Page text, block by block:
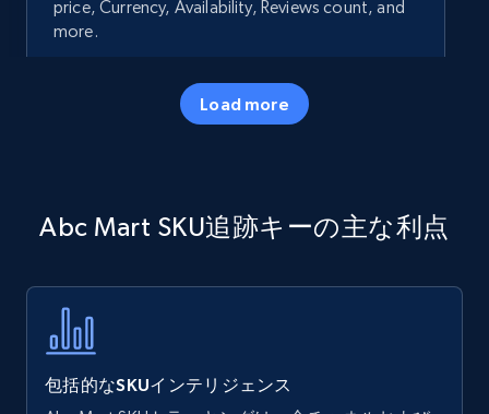
price, Currency, Availability, Reviews count, and
more.
5.7K+ 今すぐ始める
specific keywords
price, Currency, Availability, Reviews count, and
more.
Load more
Abc Mart SKU追跡キーの主な利点
包括的なSKUインテリジェンス